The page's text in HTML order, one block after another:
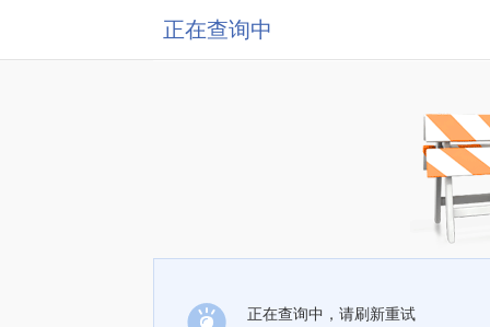
正在查询中
正在查询中，请刷新重试